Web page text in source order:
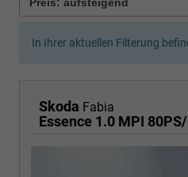
In Ihrer aktuellen Filterung
Skoda Fabia
Essence 1.0 MPI